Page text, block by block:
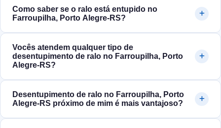
Como saber se o ralo está entupido no
Farroupilha, Porto Alegre‑RS?
Vocês atendem qualquer tipo de
desentupimento de ralo no Farroupilha, Porto
Alegre‑RS?
Desentupimento de ralo no Farroupilha, Porto
Alegre‑RS próximo de mim é mais vantajoso?